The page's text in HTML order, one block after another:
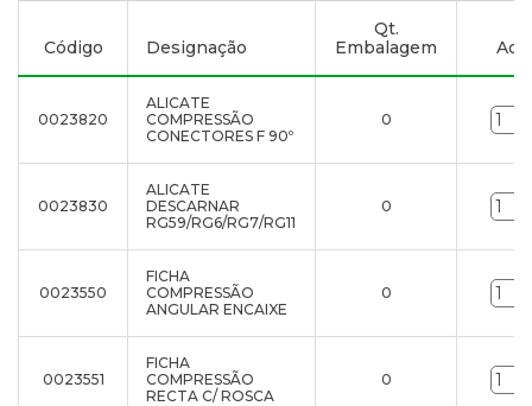
Código Designação
Qt.
Embalagem
0023820
ALICATE
COMPRESSÃO
CONECTORES F 90º
0
0023830
ALICATE
DESCARNAR
RG59/RG6/RG7/RG11
0
0023550
FICHA
COMPRESSÃO
ANGULAR ENCAIXE
0
0023551
FICHA
COMPRESSÃO
RECTA C/ ROSCA
0